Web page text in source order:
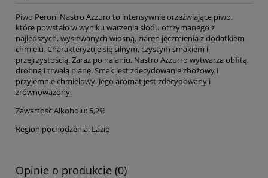
Piwo Peroni Nastro Azzuro to intensywnie orzeźwiające piwo,
które powstało w wyniku warzenia słodu otrzymanego z
najlepszych, wysiewanych wiosną, ziaren jęczmienia z dodatkiem
chmielu. Charakteryzuje się silnym, czystym smakiem i
przejrzystością. Zaraz po nalaniu, Nastro Azzurro wytwarza obfitą,
drobną i trwałą pianę. Smak jest zdecydowanie zbożowy i
przyjemnie chmielowy. Jego aromat jest zdecydowany i
zrównoważony.
Zawartość Alkoholu: 5,2%
Region pochodzenia: Lazio
Opinie o produkcie (0)